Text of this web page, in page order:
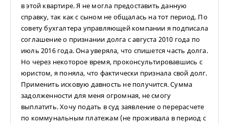
в этой квартире. Я не могла предоставить данную
справку, так как с сыном не общалась на тот период. По
совету бухгалтера управляющей компании я подписала
соглашение о признании долга с августа 2010 года по
июль 2016 года. Она уверяла, что спишется часть долга.
Но через некоторое время, проконсультировавшись с
юристом, я поняла, что фактически признала свой долг.
Применить исковую давность не получится. Сумма
задолженности для меня огромная, не смогу
выплатить. Хочу подать в суд заявление о перерасчете
по коммунальным платежам (не проживала в период с